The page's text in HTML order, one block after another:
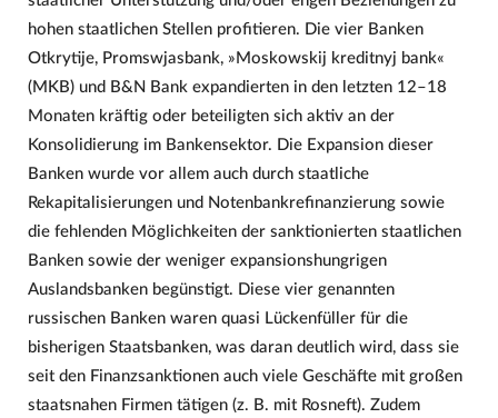
hohen staatlichen Stellen profitieren. Die vier Banken
Otkrytije, Promswjasbank, »Moskowskij kreditnyj bank«
(MKB) und B&N Bank expandierten in den letzten 12–18
Monaten kräftig oder beteiligten sich aktiv an der
Konsolidierung im Bankensektor. Die Expansion dieser
Banken wurde vor allem auch durch staatliche
Rekapitalisierungen und Notenbankrefinanzierung sowie
die fehlenden Möglichkeiten der sanktionierten staatlichen
Banken sowie der weniger expansionshungrigen
Auslandsbanken begünstigt. Diese vier genannten
russischen Banken waren quasi Lückenfüller für die
bisherigen Staatsbanken, was daran deutlich wird, dass sie
seit den Finanzsanktionen auch viele Geschäfte mit großen
staatsnahen Firmen tätigen (z. B. mit Rosneft). Zudem